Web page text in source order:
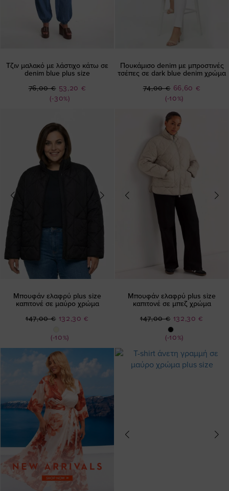
Τζιν μαλακό με λάστιχο κάτω σε
denim blue plus size
(-30%)
Ειδική
Τιμή
53,20 €
76,00 €
Πουκάμισο denim με μπροστινές
τσέπες σε dark blue denim χρώμα
(-10%)
Ειδική
Τιμή
66,60 €
74,00 €
Μπουφάν ελαφρύ plus size
καπιτονέ σε μαύρο χρώμα
(-10%)
Ειδική
132,30 €
147,00 €
Μπουφάν ελαφρύ plus size
καπιτονέ σε μπεζ χρώμα
(-10%)
Ειδική
Τιμή
132,30 €
147,00 €